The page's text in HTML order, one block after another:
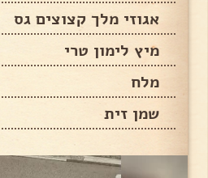
אגוזי מלך קצוצים גס
מיץ לימון טרי
מלח
שמן זית